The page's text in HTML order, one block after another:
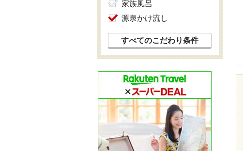
家族風呂
源泉かけ流し
すべてのこだわり条件